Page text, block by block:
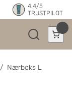
4.4/5
TRUSTPILOT
/ Nærboks L